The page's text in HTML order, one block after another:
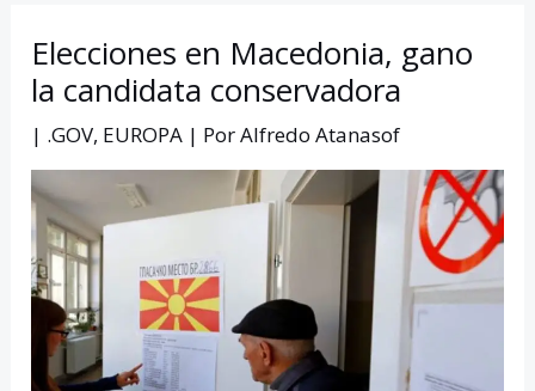
Elecciones en Macedonia, gano
la candidata conservadora
| .GOV, EUROPA | PorAlfredo Atanasof